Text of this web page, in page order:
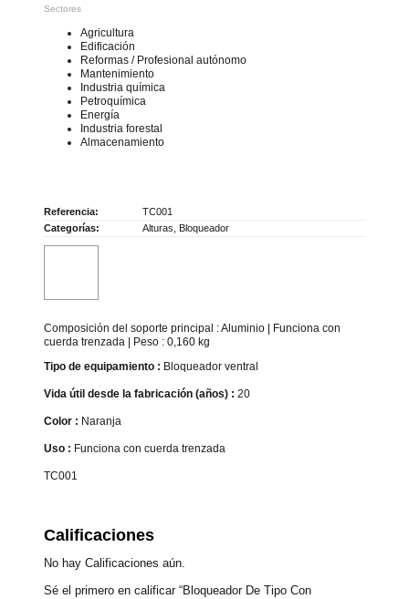
Sectores
Agricultura
Edificación
Reformas / Profesional autónomo
Mantenimiento
Industria química
Petroquímica
Energía
Industria forestal
Almacenamiento
Referencia:
TC001
Categorías:
Alturas Bloqueador
Composición del soporte principal : Aluminio | Funciona con
cuerda trenzada | Peso : 0,160 kg
Tipo de equipamiento : Bloqueador ventral
Vida útil desde la fabricación (años) : 20
Color : Naranja
Uso : Funciona con cuerda trenzada
TC001
Calificaciones
No hay Calificaciones aún.
Sé el primero en calificar “Bloqueador De Tipo Con